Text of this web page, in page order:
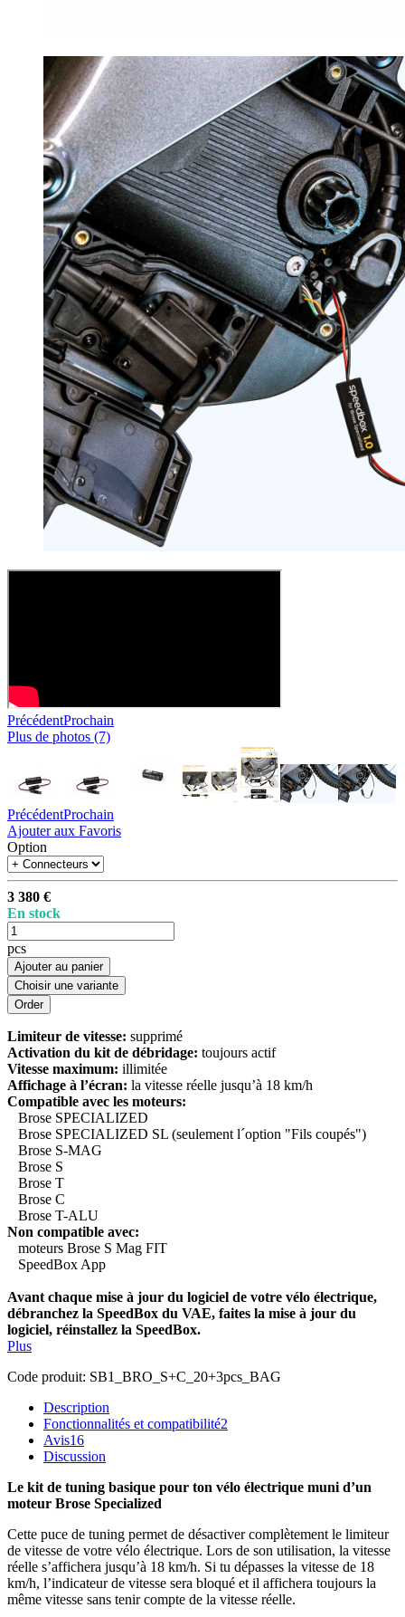
PrécédentProchain
Plus de photos (7)
PrécédentProchain
Ajouter aux Favoris
Option
3 380 €
En stock
pcs
Ajouter au panier
Choisir une variante
Limiteur de vitesse: supprimé
Activation du kit de débridage: toujours actif
Vitesse maximum: illimitée
Affichage à l’écran: la vitesse réelle jusqu’à 18 km/h
Compatible avec les moteurs:
Brose SPECIALIZED
Brose SPECIALIZED SL (seulement l´option "Fils coupés")
Brose S-MAG
Brose S
Brose T
Brose C
Brose T-ALU
Non compatible avec:
moteurs Brose S Mag FIT
SpeedBox App
Avant chaque mise à jour du logiciel de votre vélo électrique,
débranchez la SpeedBox du VAE, faites la mise à jour du
logiciel, réinstallez la SpeedBox.
Plus
Code produit: SB1_BRO_S+C_20+3pcs_BAG
Description
Fonctionnalités et compatibilité2
Avis16
Discussion
Le kit de tuning basique pour ton vélo électrique muni d’un
moteur Brose Specialized
Cette puce de tuning permet de désactiver complètement le limiteur
de vitesse de votre vélo électrique. Lors de son utilisation, la vitesse
réelle s’affichera jusqu’à 18 km/h. Si tu dépasses la vitesse de 18
km/h, l’indicateur de vitesse sera bloqué et il affichera toujours la
même vitesse sans tenir compte de la vitesse réelle.